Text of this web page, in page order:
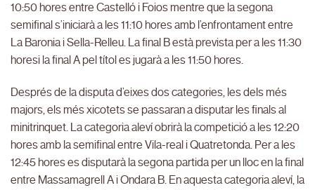
10:50 hores entre Castelló i Foios mentre que la segona
semifinal s’iniciarà a les 11:10 hores amb l’enfrontament entre
La Baronia i Sella-Relleu. La final B està prevista per a les 11:30
horesi la final A pel títol es jugarà a les 11:50 hores.
Després de la disputa d’eixes dos categories, les dels més
majors, els més xicotets se passaran a disputar les finals al
minitrinquet. La categoria aleví obrirà la competició a les 12:20
hores amb la semifinal entre Vila-real i Quatretonda. Per a les
12:45 hores es disputarà la segona partida per un lloc en la final
entre Massamagrell A i Ondara B. En aquesta categoria aleví, la